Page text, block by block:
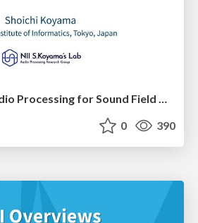
Neural Spatial Audio Processing for Sound Field Analysis and Control
0 390